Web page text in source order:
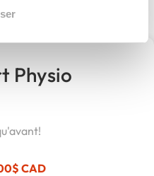
Physio
CAD